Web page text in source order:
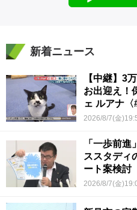
新着ニュース
【中継】3
お出迎え！
ェ ルアナ〈
2026/8/7(金
「一歩前
ススタデ
ート案検討
2026/8/7(金